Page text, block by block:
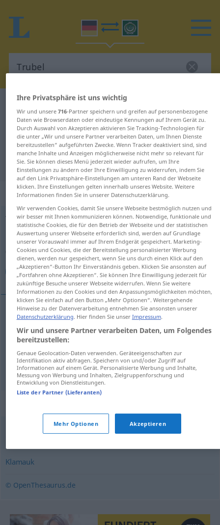
Deutsch-Arabisch Wörterbuch
Deutsch-Arabisch Übersetzung für
"Trubel"
"Trubel" Arabisch Übersetzung
„Trubel“: Maskulinum
Trubelm
Übersicht aller Übersetzungen
(Für mehr Details die Übersetzung anklicken/antippen)
ضجة, صخب, زحمة
ضجة [đɑddʒa]
زحمة [zaħma] Trubel
,Wirbel,Gewühl,Durcheinander,Rummel
Klamauk
© OpenThesaurus.de
Ihre Privatsphäre ist uns wichtig
Wir und unsere 716-Partner speichern und greifen auf personenbezogene
Daten wie Browserdaten oder eindeutige Kennungen auf Ihrem Gerät zu.
Durch Auswahl von Akzeptieren aktivieren Sie Tracking-Technologien für
die unter „Wir und unsere Partner verarbeiten Daten, um Ihnen Dienste
bereitzustellen“ aufgeführten Zwecke. Wenn Tracker deaktiviert sind, sind
manche Inhalte und Anzeigen möglicherweise nicht mehr so relevant für
Sie. Sie können dieses Menü jederzeit wieder aufrufen, um Ihre
Einstellungen zu ändern oder Ihre Einwilligung zu widerrufen, indem Sie
auf den Link Privatsphäre-Einstellungen am unteren Rand der Webseite
klicken. Ihre Einstellungen gelten innerhalb unseres Website. Weitere
Informationen finden Sie in unserer Datenschutzerklärung.
Wir verwenden Cookies, damit Sie unsere Webseite bestmöglich nutzen und
wir besser mit Ihnen kommunizieren können. Notwendige, funktionale und
statistische Cookies, die für den Betrieb der Webseite und der statistischen
Auswertung unserer Webseite erforderlich sind, werden auf Grundlage
unserer Vorauswahl immer auf Ihrem Endgerät gespeichert. Marketing-
Cookies und Cookies, die der Bereitstellung personalisierter Werbung
dienen, werden nur gespeichert, wenn Sie uns durch einen Klick auf den
„Akzeptieren“-Button Ihr Einverständnis geben. Klicken Sie ansonsten auf
„Fortfahren ohne Akzeptieren“. Sie können Ihre Einwilligung jederzeit für
zukünftige Besuche unserer Webseite widerrufen. Wenn Sie weitere
Informationen zu den Cookies und den Anpassungsmöglichkeiten möchten,
klicken Sie einfach auf den Button „Mehr Optionen“. Weitergehende
Hinweise zu der Datenverarbeitung entnehmen Sie ansonsten unserer
Datenschutzerklärung. Hier finden Sie unser Impressum.
Wir und unsere Partner verarbeiten Daten, um Folgendes
bereitzustellen:
Genaue Geolocation-Daten verwenden. Geräteeigenschaften zur
Identifikation aktiv abfragen. Speichern von und/oder Zugriff auf
Informationen auf einem Gerät. Personalisierte Werbung und Inhalte,
Messung von Werbung und Inhalten, Zielgruppenforschung und
Entwicklung von Dienstleistungen.
Liste der Partner (Lieferanten)
Mehr Optionen Akzeptieren